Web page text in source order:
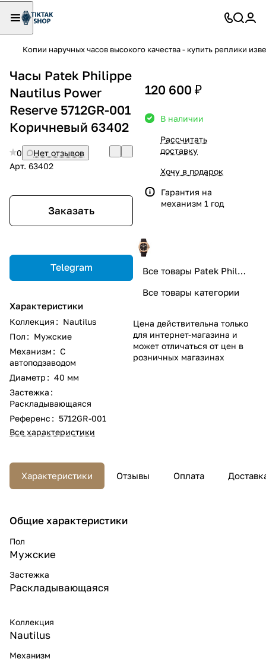
Копии наручных часов высокого качества - купить реплики
Часы Patek Philippe
Nautilus Power
Reserve 5712GR-001
Коричневый 63402
0
Нет отзывов
Арт. 63402
Заказать
Telegram
Характеристики
Коллекция : Nautilus
Пол : Мужские
Механизм : С
автоподзаводом
Диаметр : 40 мм
Застежка :
Раскладывающаяся
Референс : 5712GR-001
Все характеристики
120 600 ₽
В наличии
Рассчитать
доставку
Хочу в подарок
Гарантия на
механизм 1 год
Все товары Patek Philippe
Все товары категории
Цена действительна только
для интернет-магазина и
может отличаться от цен в
розничных магазинах
Характеристики Отзывы Оплата
Общие характеристики
Пол
Мужские
Застежка
Раскладывающаяся
Коллекция
Nautilus
Механизм